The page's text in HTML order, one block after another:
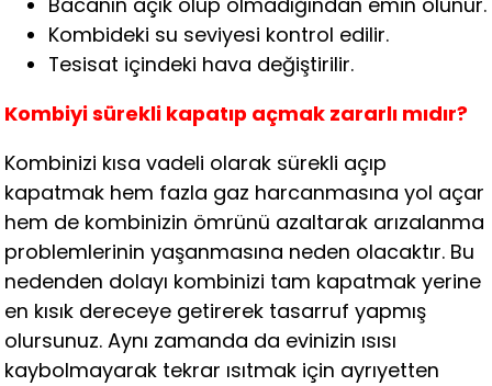
Kombideki su seviyesi kontrol edilir.
Tesisat içindeki hava değiştirilir.
Kombiyi sürekli kapatıp açmak zararlı mıdır?
Kombinizi kısa vadeli olarak sürekli açıp
kapatmak hem fazla gaz harcanmasına yol açar
hem de kombinizin ömrünü azaltarak arızalanma
problemlerinin yaşanmasına neden olacaktır. Bu
nedenden dolayı kombinizi tam kapatmak yerine
en kısık dereceye getirerek tasarruf yapmış
olursunuz. Aynı zamanda da evinizin ısısı
kaybolmayarak tekrar ısıtmak için ayrıyetten